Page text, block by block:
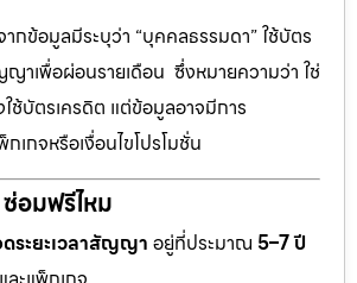
ากข้อมูลมีระบุว่า “บุคคลธรรมดา” ใช้บัตร
ญาเพื่อผ่อนรายเดือน ซึ่งหมายความว่า ใช่
ช้บัตรเครดิต แต่ข้อมูลอาจมีการ
เกจหรือเงื่อนไขโปรโมชั่น
อมฟรีไหม
ระยะเวลาสัญญา อยู่ที่ประมาณ 5–7 ปี